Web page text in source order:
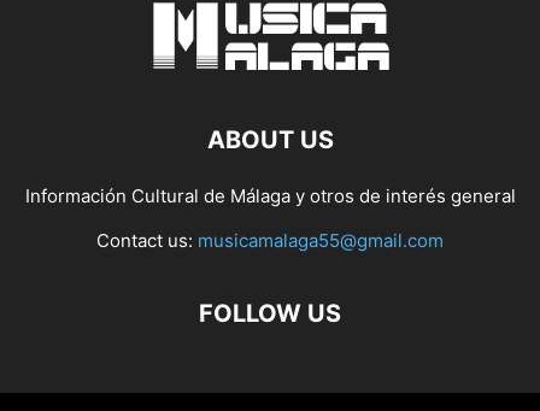
ABOUT US
Información Cultural de Málaga y otros de interés general
Contact us: musicamalaga55@gmail.com
FOLLOW US